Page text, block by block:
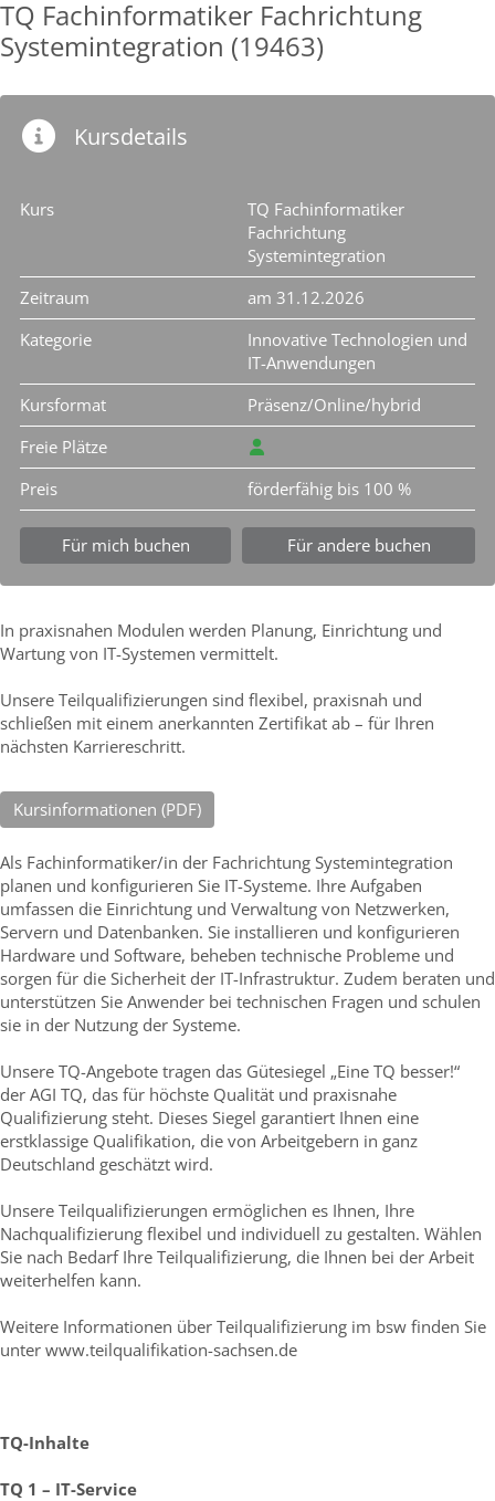
TQ Fachinformatiker Fachrichtung
Systemintegration (19463)
Kursdetails
Kurs
TQ Fachinformatiker
Fachrichtung
Systemintegration
Zeitraum
am 31.12.2026
Kategorie
Innovative Technologien und
IT-Anwendungen
Kursformat
Präsenz/Online/hybrid
Freie Plätze
Preis
förderfähig bis 100 %
Für mich buchen Für andere buchen
In praxisnahen Modulen werden Planung, Einrichtung und
Wartung von IT-Systemen vermittelt.
Unsere Teilqualifizierungen sind flexibel, praxisnah und
schließen mit einem anerkannten Zertifikat ab – für Ihren
nächsten Karriereschritt.
Kursinformationen (PDF)
Als Fachinformatiker/in der Fachrichtung Systemintegration
planen und konfigurieren Sie IT-Systeme. Ihre Aufgaben
umfassen die Einrichtung und Verwaltung von Netzwerken,
Servern und Datenbanken. Sie installieren und konfigurieren
Hardware und Software, beheben technische Probleme und
sorgen für die Sicherheit der IT-Infrastruktur. Zudem beraten und
unterstützen Sie Anwender bei technischen Fragen und schulen
sie in der Nutzung der Systeme.
Unsere TQ-Angebote tragen das Gütesiegel „Eine TQ besser!“
der AGI TQ, das für höchste Qualität und praxisnahe
Qualifizierung steht. Dieses Siegel garantiert Ihnen eine
erstklassige Qualifikation, die von Arbeitgebern in ganz
Deutschland geschätzt wird.
Unsere Teilqualifizierungen ermöglichen es Ihnen, Ihre
Nachqualifizierung flexibel und individuell zu gestalten. Wählen
Sie nach Bedarf Ihre Teilqualifizierung, die Ihnen bei der Arbeit
weiterhelfen kann.
Weitere Informationen über Teilqualifizierung im bsw finden Sie
unter www.teilqualifikation-sachsen.de
TQ-Inhalte
TQ 1 – IT-Service